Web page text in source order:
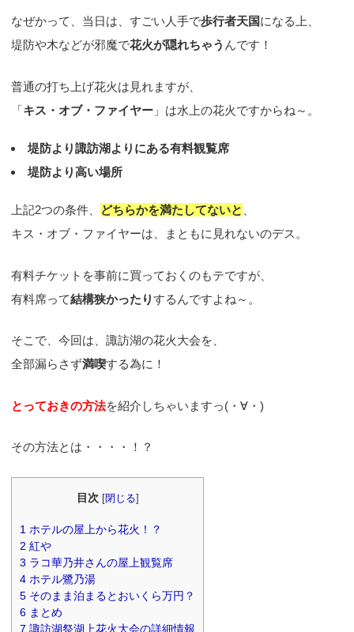
なぜかって、当日は、すごい人手で歩行者天国になる上、
堤防や木などが邪魔で花火が隠れちゃう んです！
普通の打ち上げ花火は見れますが、
「キス・オブ・ファイヤー 」は水上の花火ですからね～。
堤防より諏訪湖よりにある有料観覧席
堤防より高い場所
上記2つの条件、 どちらかを満たしてないと
キス・オブ・ファイヤーは、まともに見れないのデス。
有料チケットを事前に買っておくのもテですが、
有料席って結構狭かったりするんですよね～。
そこで、今回は、諏訪湖の花火大会を、
全部漏らさず満喫する為に！
とっておきの方法を紹介しちゃいますっ(・∀・)
その方法とは・・・・！？
目次 [閉じる]
1 ホテルの屋上から花火！？
2 紅や
3 ラコ華乃井さんの屋上観覧席
4 ホテル鷺乃湯
5 そのまま泊まるとおいくら万円？
6 まとめ
7 諏訪湖祭湖上花火大会の詳細情報